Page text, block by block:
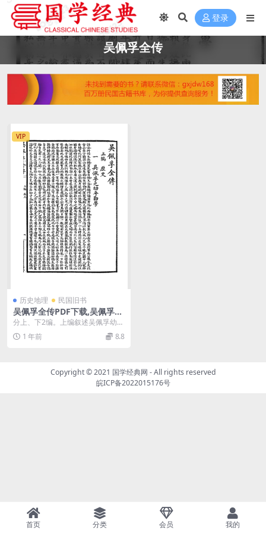
登录
吴佩孚全传
VIP
历史地理 民国旧书
吴佩孚全传PDF下载,吴佩孚史
料
分上、下2编。上编叙述吴佩孚幼年
学习、弃笔从军，直至直奉战争的
历史；下编讲述有关...
1 年前 8.8
Copyright © 2021 国学经典网 - All rights reserved
皖ICP备2022015176号
首页 分类 会员 我的